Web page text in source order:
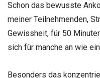
Schon das bewusste
meiner Teilnehmenden,
Gewissheit, für 50
sich für manche an wie
Besonders das